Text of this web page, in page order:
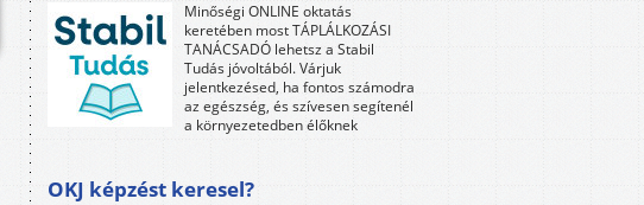
Minőségi ONLINE oktatás
keretében most TÁPLÁLKOZÁSI
TANÁCSADÓ lehetsz a Stabil
Tudás jóvoltából. Várjuk
jelentkezésed, ha fontos számodra
az egészség, és szívesen segítenél
a környezetedben élőknek
OKJ képzést keresel?